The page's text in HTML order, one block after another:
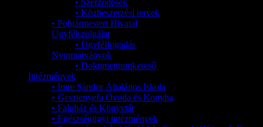
• Szerződések
• Közbeszerzési tervek
• Polgármesteri Hivatal
Ügyfélszolgálat
• Ügyfélfogadás
Nyomtatványok
• Dokumentumkereső
Intézmények
• Imre Sándor Általános Iskola
• Gesztenyefa Óvoda és Konyha
• Faluház és Könyvtár
• Egészségügyi intézmények